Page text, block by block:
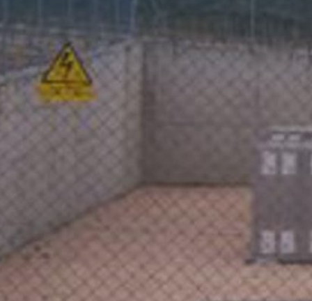
Grupos electrógenos
Baja tensión
Zonas geográficas:
Madrid
Andalucía
Islas Baleares
Islas Canarias (Sta. Cruz Tenerife y Las Palmas)
Área de Negocio: Infraestructuras
Actividad: Mantenimiento integral
País: España